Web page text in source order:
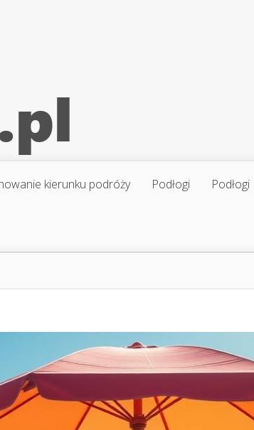
kierunku podróży Podłogi Podłogi